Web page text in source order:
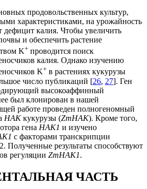
продовольственных культур,
характеристиками, на урожайность
дефицит калия. Чтобы увеличить
и обеспечить растение
K+ проводится поиск
калия. Однако изучению
K+ в растениях кукурузы
число публикаций [26, 27]. Ген
высокоаффинный
был клонирован в нашей
работе проведен полногеномный
HAKкукурузы (ZmHAK). Кроме того,
гена HAK1 и изучено
с факторами транскрипции
Полученные результаты способствуют
регуляции ZmHAK1.
ЧАСТЬ